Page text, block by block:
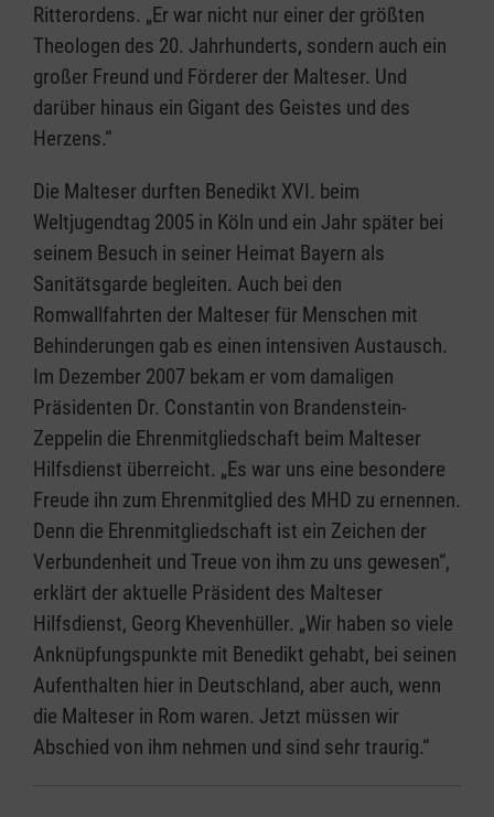
Ritterordens. „Er war nicht nur einer der größten
Theologen des 20. Jahrhunderts, sondern auch ein
großer Freund und Förderer der Malteser. Und
darüber hinaus ein Gigant des Geistes und des
Herzens.“
Die Malteser durften Benedikt XVI. beim
Weltjugendtag 2005 in Köln und ein Jahr später bei
seinem Besuch in seiner Heimat Bayern als
Sanitätsgarde begleiten. Auch bei den
Romwallfahrten der Malteser für Menschen mit
Behinderungen gab es einen intensiven Austausch.
Im Dezember 2007 bekam er vom damaligen
Präsidenten Dr. Constantin von Brandenstein-
Zeppelin die Ehrenmitgliedschaft beim Malteser
Hilfsdienst überreicht. „Es war uns eine besondere
Freude ihn zum Ehrenmitglied des MHD zu ernennen.
Denn die Ehrenmitgliedschaft ist ein Zeichen der
Verbundenheit und Treue von ihm zu uns gewesen“,
erklärt der aktuelle Präsident des Malteser
Hilfsdienst, Georg Khevenhüller. „Wir haben so viele
Anknüpfungspunkte mit Benedikt gehabt, bei seinen
Aufenthalten hier in Deutschland, aber auch, wenn
die Malteser in Rom waren. Jetzt müssen wir
Abschied von ihm nehmen und sind sehr traurig.“